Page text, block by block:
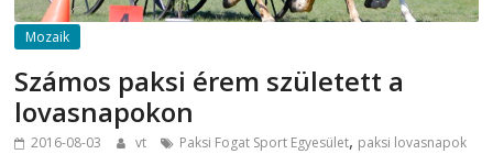
Mozaik
Számos paksi érem született a
lovasnapokon
2016-08-03 vt Paksi Fogat Sport Egyesület, paksi lovasnapok